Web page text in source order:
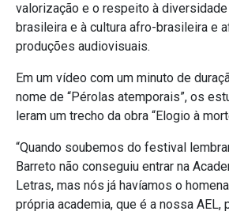
valorização e o respeito à diversidade
brasileira e à cultura afro-brasileira e
produções audiovisuais.
Em um vídeo com um minuto de
nome de “Pérolas atemporais”, os
leram um trecho da obra “Elogio à
“Quando soubemos do festival
Barreto não conseguiu entrar na
Letras, mas nós já havíamos o
própria academia, que é a nossa AEL,